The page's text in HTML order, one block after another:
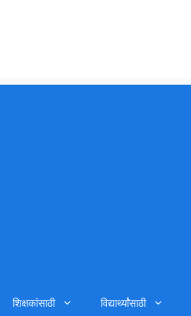
शिक्षकांसाठी विद्यार्थ्यांसाठी